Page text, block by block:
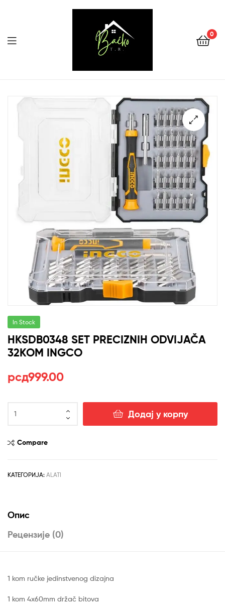
Backo
Sombor
0
Menu
In Stock
HKSDB0348 SET PRECIZNIH ODVIJAČA
32KOM INGCO
рсд999.00
SET
ODVIJAČA
количина
Додај у корпу
Compare
КАТЕГОРИЈА: ALATI
Опис
Рецензије (0)
1 kom ručke jedinstvenog dizajna
1 kom 4x60mm držač bitova